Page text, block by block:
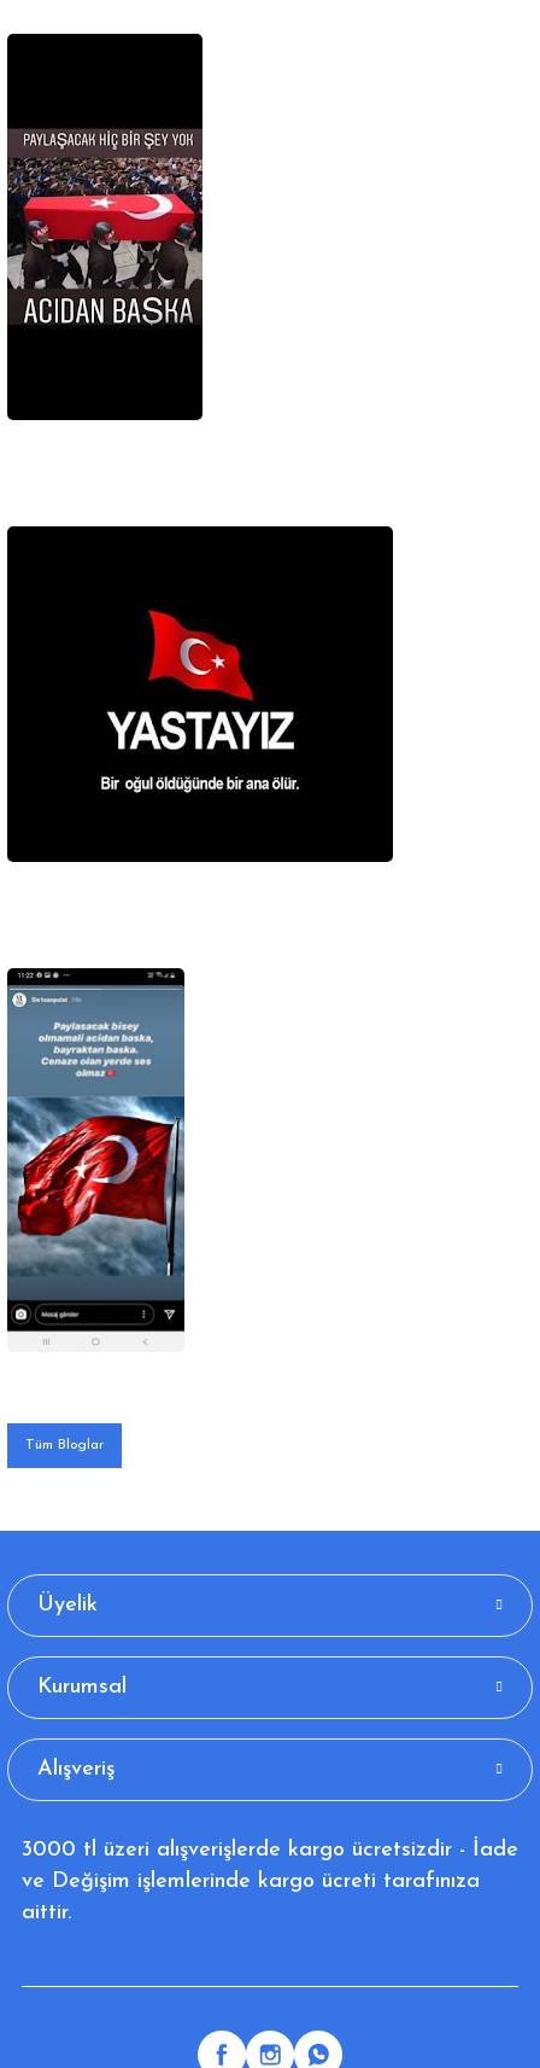
Tüm Bloglar
Üyelik
Kurumsal
Alışveriş
3000 tl üzeri alışverişlerde kargo ücretsizdir - İade
ve Değişim işlemlerinde kargo ücreti tarafınıza
aittir.